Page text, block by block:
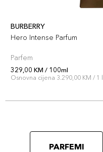
BURBERRY
Hero Intense Parfum
Parfem
329,00 KM / 100ml
Osnovna cijena 3.290,00 KM / 1 l
PARFEMI